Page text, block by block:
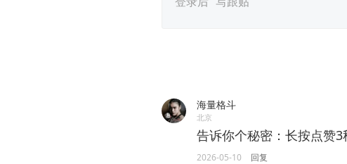
海量格斗
北京
告诉你个秘密：长按点赞
2026-05-10 回复